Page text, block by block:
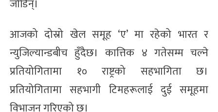
जोडिन्।
आजको दोस्रो खेल समूह ‘ए’ मा रहेको भारत र
न्युजिल्यान्डबीच हुँदैछ। कात्तिक ४ गतेसम्म चल्ने
प्रतियोगितामा १० राष्ट्रको सहभागिता छ।
प्रतियोगितामा सहभागी टिमहरूलाई दुई समूहमा
विभाजन गरिएको छ।